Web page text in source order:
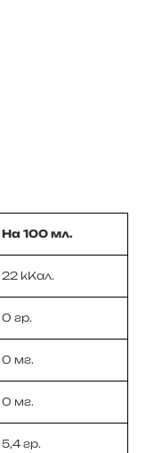
На 100 мл.
22 кКал.
0 гр.
0 мг.
0 мг.
5,4 гр.